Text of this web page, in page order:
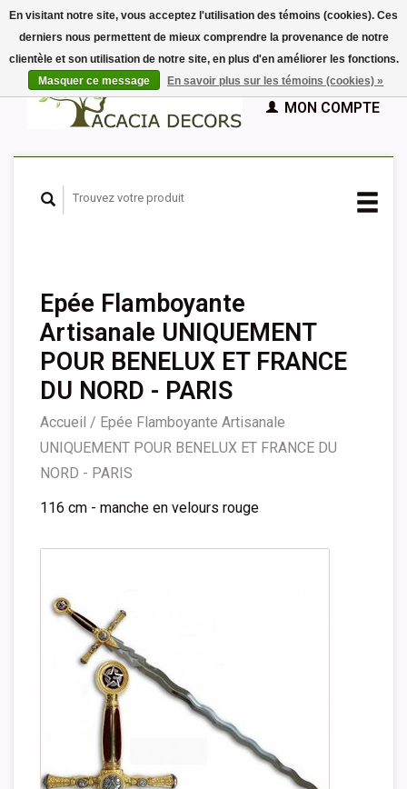
EUR
GBPFrançais
Nederlands
Español
PANIER (€0,00)
MON COMPTE
Epée Flamboyante
Artisanale UNIQUEMENT
POUR BENELUX ET FRANCE
DU NORD - PARIS
Accueil / Epée Flamboyante Artisanale
UNIQUEMENT POUR BENELUX ET FRANCE DU
NORD - PARIS
116 cm - manche en velours rouge
En visitant notre site, vous acceptez l'utilisation des témoins (cookies). Ces
derniers nous permettent de mieux comprendre la provenance de notre
clientèle et son utilisation de notre site, en plus d'en améliorer les fonctions.
Masquer ce message
En savoir plus sur les témoins (cookies) »